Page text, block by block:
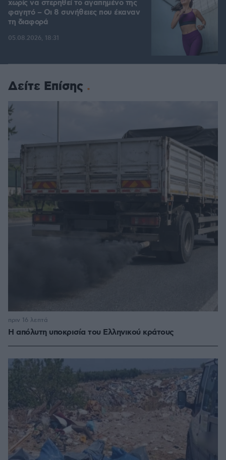
χωρίς να στερηθεί το αγαπημένο της
φαγητό – Οι 8 συνήθειες που έκαναν
τη διαφορά
05.08.2026, 18:31
Δείτε Επίσης
Η απόλυτη υποκρισία του Ελληνικού κράτους
πριν 16 λεπτά